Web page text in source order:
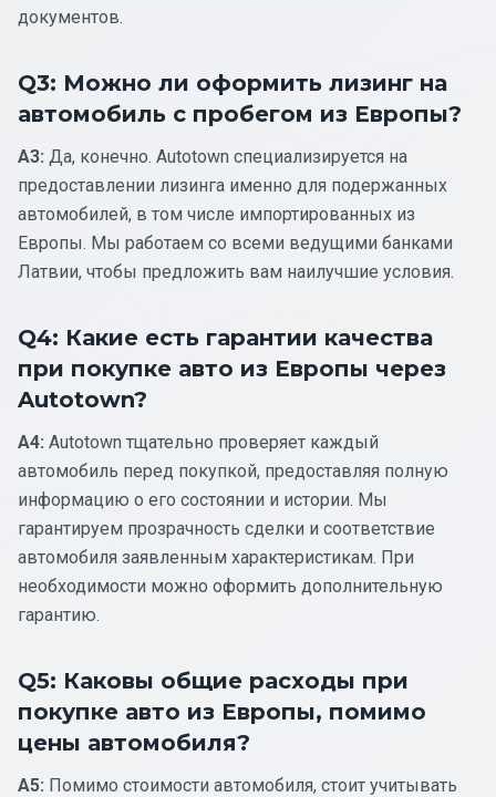
документов.
Q3: Можно ли оформить лизинг на
автомобиль с пробегом из Европы?
A3: Да, конечно. Autotown специализируется на
предоставлении лизинга именно для подержанных
автомобилей, в том числе импортированных из
Европы. Мы работаем со всеми ведущими банками
Латвии, чтобы предложить вам наилучшие условия.
Q4: Какие есть гарантии качества
при покупке авто из Европы через
Autotown?
A4: Autotown тщательно проверяет каждый
автомобиль перед покупкой, предоставляя полную
информацию о его состоянии и истории. Мы
гарантируем прозрачность сделки и соответствие
автомобиля заявленным характеристикам. При
необходимости можно оформить дополнительную
гарантию.
Q5: Каковы общие расходы при
покупке авто из Европы, помимо
цены автомобиля?
A5: Помимо стоимости автомобиля, стоит учитывать